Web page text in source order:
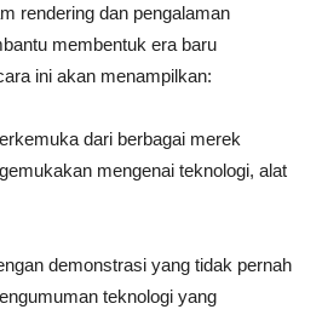
rendering dan pengalaman
membentuk era baru
ini akan menampilkan:
dari berbagai merek
mengenai teknologi, alat
demonstrasi yang tidak pernah
teknologi yang